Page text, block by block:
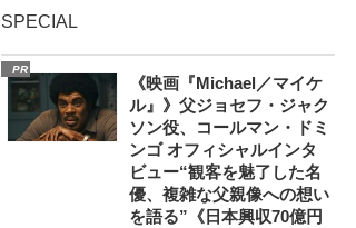
SPECIAL
PR
《映画『Michael／マイケ
ル』》父ジョセフ・ジャク
ソン役、コールマン・ドミ
ンゴ オフィシャルインタ
ビュー“観客を魅了した名
優、複雑な父親像への想い
を語る”《日本興収70億円